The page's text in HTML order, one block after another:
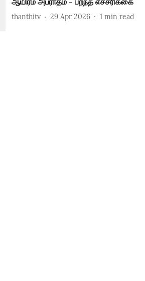
thanthitv 29 Apr 2026 1 min read